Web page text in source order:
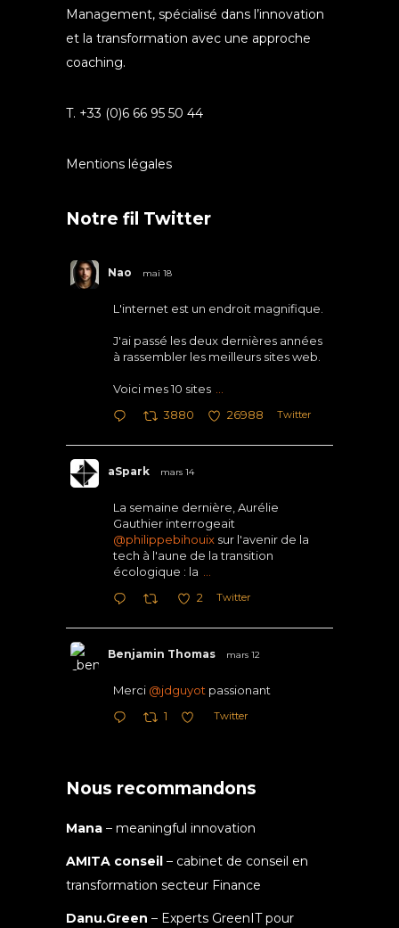
Management, spécialisé dans l’innovation
et la transformation avec une approche
coaching.
T. +33 (0)6 66 95 50 44
Mentions légales
Notre fil Twitter
Nao mai 18
L'internet est un endroit magnifique.
J'ai passé les deux dernières années
à rassembler les meilleurs sites web.
Voici mes 10 sites
3880 26988 Twitter
aSpark mars 14
La semaine dernière, Aurélie
Gauthier interrogeait
@philippebihouix sur l'avenir de la
tech à l'aune de la transition
écologique : la
2 Twitter
Benjamin Thomas mars 12
Merci @jdguyot passionant
1 Twitter
Nous recommandons
Mana – meaningful innovation
AMITA conseil – cabinet de conseil en
transformation secteur Finance
Danu.Green – Experts GreenIT pour